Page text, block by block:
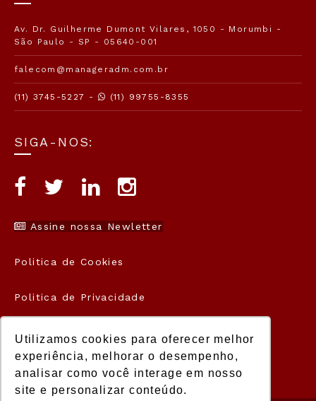
Utilizamos cookies para oferecer melhor
experiência, melhorar o desempenho,
analisar como você interage em nosso
site e personalizar conteúdo.
Av. Dr. Guilherme Dumont Vilares, 1050 - Morumbi -
São Paulo - SP - 05640-001
falecom@manageradm.com.br
(11) 3745-5227 - (11) 99755-8355
SIGA-NOS:
Assine nossa Newletter
Politica de Cookies
Politica de Privacidade
Termos de Uso